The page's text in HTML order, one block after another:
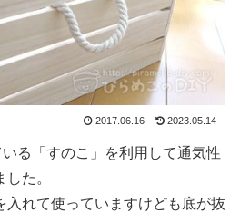
2017.06.16 2023.05.14
る「すのこ」を利用して通気性
た。
入れて使っていますけども底が抜